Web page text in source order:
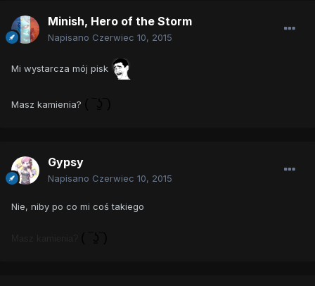
Minish, Hero of the Storm
Napisano Czerwiec 10, 2015
Mi wystarcza mój pisk
Masz kamienia?
Gypsy
Napisano Czerwiec 10, 2015
Nie, niby po co mi coś takiego